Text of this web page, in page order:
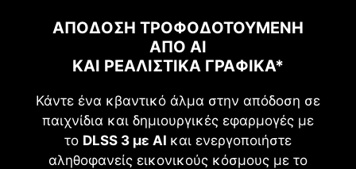
ΑΠΌΔΟΣΗ ΤΡΟΦΟΔΟΤΟΎΜΕΝΗ
ΑΠΌ AI
ΚΑΙ ΡΕΑΛΙΣΤΙΚΆ ΓΡΑΦΙΚΆ*
Κάντε ένα κβαντικό άλμα στην απόδοση σε
παιχνίδια και δημιουργικές εφαρμογές με
το DLSS 3 με AI και ενεργοποιήστε
αληθοφανείς εικονικούς κόσμους με το